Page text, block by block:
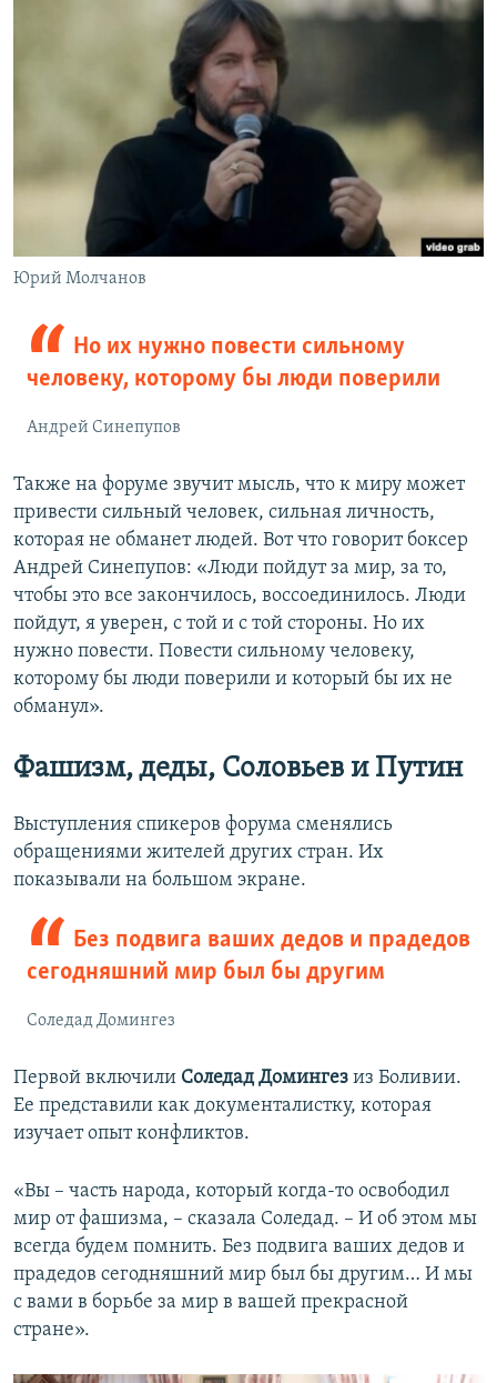
Юрий Молчанов
Но их нужно повести сильному
человеку, которому бы люди поверили
Андрей Синепупов
Также на форуме звучит мысль, что к миру может
привести сильный человек, сильная личность,
которая не обманет людей. Вот что говорит боксер
Андрей Синепупов: «Люди пойдут за мир, за то,
чтобы это все закончилось, воссоединилось. Люди
пойдут, я уверен, с той и с той стороны. Но их
нужно повести. Повести сильному человеку,
которому бы люди поверили и который бы их не
обманул».
Фашизм, деды, Соловьев и Путин
Выступления спикеров форума сменялись
обращениями жителей других стран. Их
показывали на большом экране.
Без подвига ваших дедов и прадедов
сегодняшний мир был бы другим
Соледад Домингез
Первой включили Соледад Домингез из Боливии.
Ее представили как документалистку, которая
изучает опыт конфликтов.
«Вы – часть народа, который когда-то освободил
мир от фашизма, – сказала Соледад. – И об этом мы
всегда будем помнить. Без подвига ваших дедов и
прадедов сегодняшний мир был бы другим… И мы
с вами в борьбе за мир в вашей прекрасной
стране».